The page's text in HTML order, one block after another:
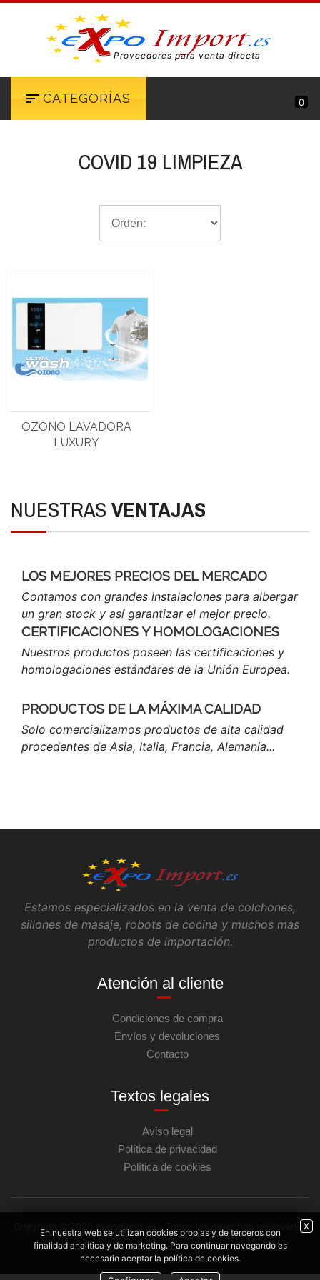
Proveedores para venta directa
CATEGORÍAS 0
COVID 19 LIMPIEZA
OZONO LAVADORA
LUXURY
NUESTRAS VENTAJAS
LOS MEJORES PRECIOS DEL MERCADO
Contamos con grandes instalaciones para albergar
un gran stock y así garantizar el mejor precio.
CERTIFICACIONES Y HOMOLOGACIONES
Nuestros productos poseen las certificaciones y
homologaciones estándares de la Unión Europea.
PRODUCTOS DE LA MÁXIMA CALIDAD
Solo comercializamos productos de alta calidad
procedentes de Asia, Italia, Francia, Alemania...
Estamos especializados en la venta de colchones,
sillones de masaje, robots de cocina y muchos mas
productos de importación.
Atención al cliente
Condiciones de compra
Envíos y devoluciones
Contacto
Textos legales
Aviso legal
Política de privacidad
Política de cookies
Copyright © 2020 expodirect.es - Todos los derechos reservadosX
En nuestra web se utilizan cookies propias y de terceros con
finalidad analítica y de marketing. Para continuar navegando es
necesario aceptar la política de cookies.